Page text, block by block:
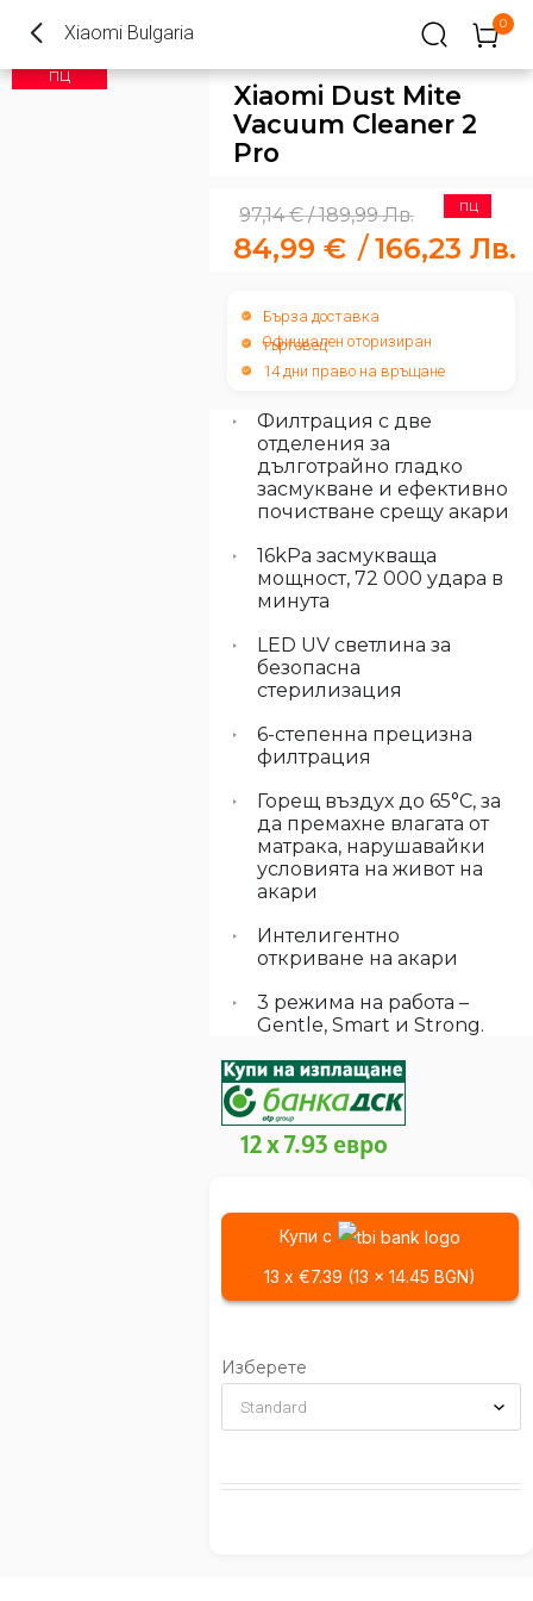
Xiaomi Bulgaria 0
ПЦ
Xiaomi Dust Mite
Vacuum Cleaner 2
Pro
ПЦ
97,14€/189,99Лв.
84,99 € /166,23 Лв.
Бърза доставка
Официален оторизиран
търговец
14 дни право на връщане
Филтрация с две
отделения за
дълготрайно гладко
засмукване и ефективно
почистване срещу акари
16kPa засмукваща
мощност, 72 000 удара в
минута
LED UV светлина за
безопасна
стерилизация
6-степенна прецизна
филтрация
Горещ въздух до 65°C, за
да премахне влагата от
матрака, нарушавайки
условията на живот на
акари
Интелигентно
откриване на акари
3 режима на работа –
Gentle, Smart и Strong.
Купи с
13 x €7.39 (13 x 14.45 BGN)
12 x 7.93 евро
Изберете